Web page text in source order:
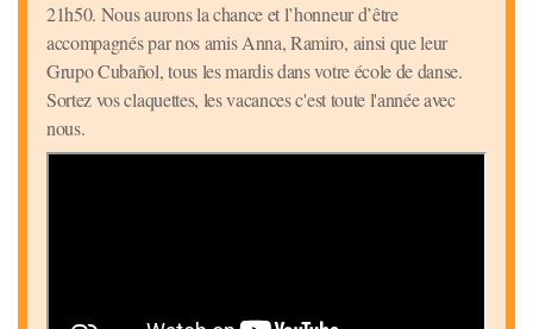
21h50. Nous aurons la chance et l’honneur d’être
accompagnés par nos amis Anna, Ramiro, ainsi que leur
Grupo Cubañol, tous les mardis dans votre école de danse.
Sortez vos claquettes, les vacances c'est toute l'année avec
nous.